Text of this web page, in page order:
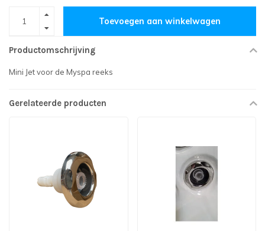
Toevoegen aan winkelwagen
Productomschrijving
Mini Jet voor de Myspa reeks
Gerelateerde producten